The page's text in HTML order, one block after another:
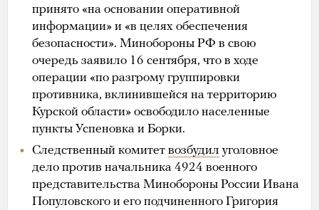
принято «на основании оперативной
информации» и «в целях обеспечения
безопасности». Минобороны РФ в свою
очередь заявило 16 сентября, что в ходе
операции «по разгрому группировки
противника, вклинившейся на территорию
Курской области» освободило населенные
пункты Успеновка и Борки.
Следственный комитет возбудил уголовное
дело против начальника 4924 военного
представительства Минобороны России Ивана
Популовского и его подчиненного Григория